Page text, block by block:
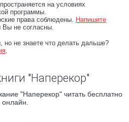
на условиях
программы.
права соблюдены. Напишите
Вы не согласны.
но не знаете что делать дальше?
.
"Наперекор"
"Наперекор" читать бесплатно
онлайн.